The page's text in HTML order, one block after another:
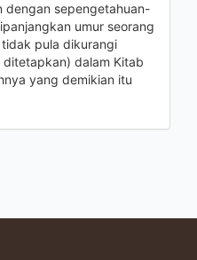
dengan sepengetahuan-
umur seorang
pula dikurangi
ditetapkan) dalam Kitab
yang demikian itu